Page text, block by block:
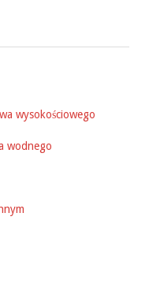
wysokościowego
wodnego